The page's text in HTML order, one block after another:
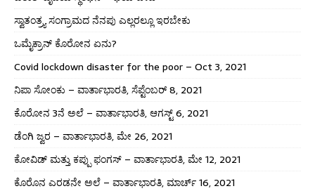
ಸ್ವಾತಂತ್ರ್ಯ ಸಂಗ್ರಾಮದ ನೆನಪು ಎಲ್ಲರಲ್ಲೂ ಇರಬೇಕು
ಒಮೈಕ್ರಾನ್ ಕೊರೋನ ಏನು?
Covid lockdown disaster for the poor – Oct 3, 2021
ನಿಪಾ ಸೋಂಕು – ವಾರ್ತಾಭಾರತಿ, ಸೆಪ್ಟೆಂಬರ್ 8, 2021
ಕೊರೋನ 3ನೆ ಅಲೆ – ವಾರ್ತಾಭಾರತಿ, ಆಗಸ್ಟ್ 6, 2021
ಡೆಂಗಿ ಜ್ವರ – ವಾರ್ತಾಭಾರತಿ, ಮೇ 26, 2021
ಕೋವಿಡ್ ಮತ್ತು ಕಪ್ಪು ಫಂಗಸ್ – ವಾರ್ತಾಭಾರತಿ, ಮೇ 12, 2021
ಕೊರೊನ ಎರಡನೇ ಅಲೆ – ವಾರ್ತಾಭಾರತಿ, ಮಾರ್ಚ್ 16, 2021